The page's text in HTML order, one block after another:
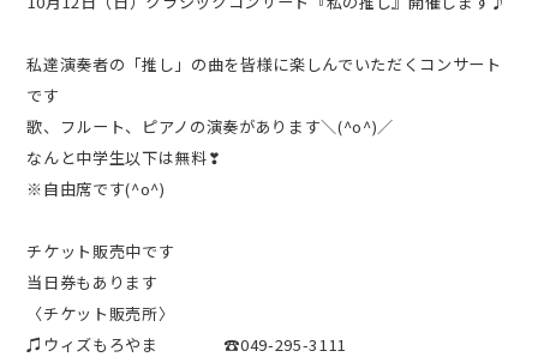
私達演奏者の「推し」の曲を皆様に楽しんでいただくコンサート
です
歌、フルート、ピアノの演奏があります＼(^o^)／
なんと中学生以下は無料❣
※自由席です(^o^)
チケット販売中です
当日券もあります
〈チケット販売所〉
♫ウィズもろやま ☎049-295-3111